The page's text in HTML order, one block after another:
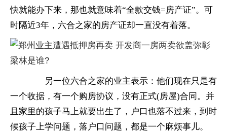
快就能办下来，那也就意味着“全款交钱=房产证”。可
时隔近3年，六合之家的房产证却一直没有着落。
另一位六合之家的业主表示：他们现在只是有
一个收据，有一个购房协议，没有正式(房屋)合同。并
且家里的孩子马上就要出生了，户口也落不过来，到时
候孩子上学问题，落户口问题，都是一个麻烦事儿。